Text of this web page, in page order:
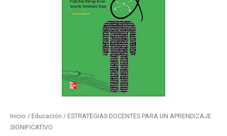
Inicio / Educación / ESTRATEGIAS DOCENTES PARA UN APRENDIZAJE
SIGNIFICATIVO